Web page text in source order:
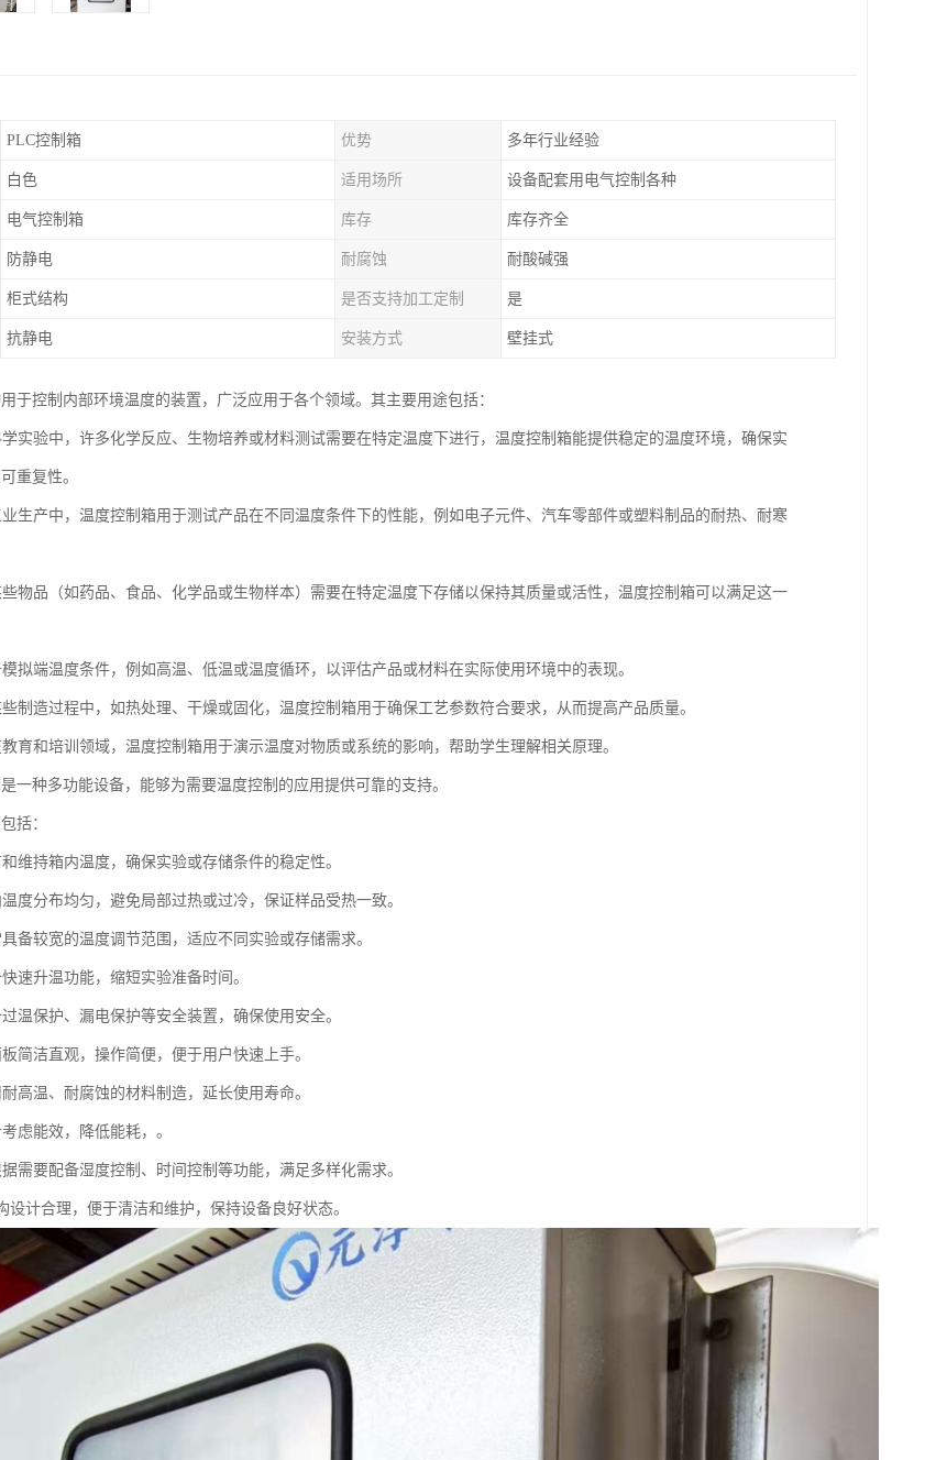
PLC控制箱 优势 多年行业经验
白色 适用场所 设备配套用电气控制各种
电气控制箱 库存 库存齐全
防静电 耐腐蚀 耐酸碱强
柜式结构 是否支持加工定制 是
抗静电 安装方式 壁挂式
于控制内部环境温度的装置，广泛应用于各个领域。其主要用途包括：
实验中，许多化学反应、生物培养或材料测试需要在特定温度下进行，温度控制箱能提供稳定的温度环境，确保实
重复性。
生产中，温度控制箱用于测试产品在不同温度条件下的性能，例如电子元件、汽车零部件或塑料制品的耐热、耐寒
物品（如药品、食品、化学品或生物样本）需要在特定温度下存储以保持其质量或活性，温度控制箱可以满足这一
拟端温度条件，例如高温、低温或温度循环，以评估产品或材料在实际使用环境中的表现。
制造过程中，如热处理、干燥或固化，温度控制箱用于确保工艺参数符合要求，从而提高产品质量。
育和培训领域，温度控制箱用于演示温度对物质或系统的影响，帮助学生理解相关原理。
一种多功能设备，能够为需要温度控制的应用提供可靠的支持。
括：
维持箱内温度，确保实验或存储条件的稳定性。
度分布均匀，避免局部过热或过冷，保证样品受热一致。
备较宽的温度调节范围，适应不同实验或存储需求。
速升温功能，缩短实验准备时间。
温保护、漏电保护等安全装置，确保使用安全。
简洁直观，操作简便，便于用户快速上手。
高温、耐腐蚀的材料制造，延长使用寿命。
虑能效，降低能耗，。
需要配备湿度控制、时间控制等功能，满足多样化需求。
设计合理，便于清洁和维护，保持设备良好状态。